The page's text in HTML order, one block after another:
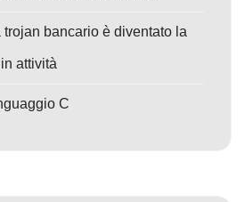
bancario è diventato la
attività
C